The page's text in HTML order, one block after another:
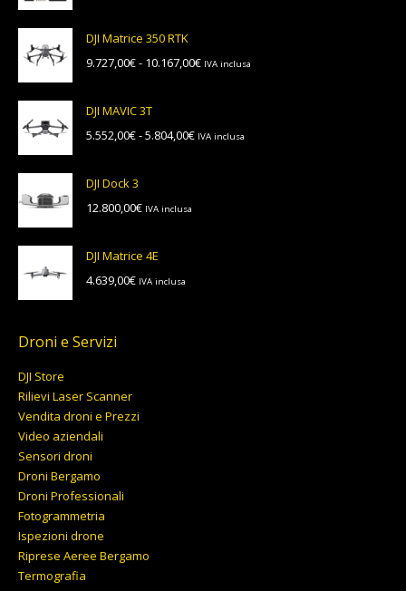
4.545,72€
DJI Matrice 350 RTK
9.727,00€- 10.167,00€Fascia
9.727,00€
IVA inclusa
DJI MAVIC 3T
5.552,00€-5.804,00€Fascia
IVA inclusa
DJI Dock 3
12.800,00€ IVA inclusa
DJI Matrice 4E
4.639,00€ IVA inclusa
Droni e Servizi
DJI Store
Rilievi Laser Scanner
Vendita droni e Prezzi
Video aziendali
Sensori droni
Droni Bergamo
Droni Professionali
Fotogrammetria
Ispezioni drone
Riprese Aeree Bergamo
Termografia